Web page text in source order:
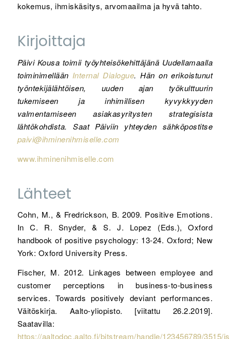
kokemus, ihmiskäsitys, arvomaailma ja hyvä tahto.
Kirjoittaja
Päivi Kousa toimii työyhteisökehittäjänä Uudellamaalla
toiminimellään Internal Dialogue. Hän on erikoistunut
työntekijälähtöisen, uuden ajan työkulttuurin
tukemiseen ja inhimillisen kyvykkyyden
valmentamiseen asiakasyritysten strategisista
lähtökohdista. Saat Päiviin yhteyden sähköpostitse
paivi@ihminenihmiselle.com
www.ihminenihmiselle.com
Lähteet
Cohn, M., & Fredrickson, B. 2009. Positive Emotions.
In C. R. Snyder, & S. J. Lopez (Eds.), Oxford
handbook of positive psychology: 13-24. Oxford; New
York: Oxford University Press.
Fischer, M. 2012. Linkages between employee and
customer perceptions in business-to-business
services. Towards positively deviant performances.
Väitöskirja. Aalto-yliopisto. [viitattu 26.2.2019].
Saatavilla:
https://aaltodoc.aalto.fi/bitstream/handle/123456789/3515/